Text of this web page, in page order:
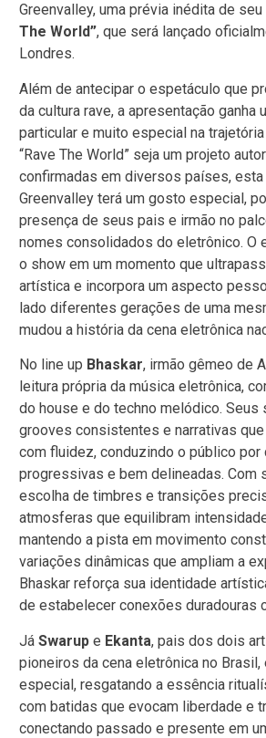
Greenvalley, uma prévia inédita de
The World”, que será lançado
Londres.
Além de antecipar o espetáculo que
da cultura rave, a apresentação ganha
particular e muito especial na
“Rave The World” seja um projeto
confirmadas em diversos países, esta
Greenvalley terá um gosto especial,
presença de seus pais e irmão no
nomes consolidados do eletrônico. O
o show em um momento que
artística e incorpora um aspecto
lado diferentes gerações de uma
mudou a história da cena eletrônica
No line up Bhaskar, irmão gêmeo de
leitura própria da música eletrônica,
do house e do techno melódico. Seus
grooves consistentes e narrativas
com fluidez, conduzindo o público por
progressivas e bem delineadas. Com
escolha de timbres e transições
atmosferas que equilibram
mantendo a pista em movimento
variações dinâmicas que ampliam a
Bhaskar reforça sua identidade
de estabelecer conexões duradouras
Já Swarup e Ekanta, pais dos dois
pioneiros da cena eletrônica no Brasil,
especial, resgatando a essência
com batidas que evocam liberdade e
conectando passado e presente em